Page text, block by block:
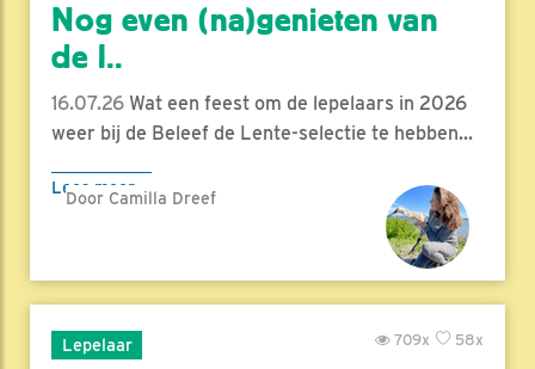
Nog even (na)genieten van
de l..
16.07.26 Wat een feest om de lepelaars in 2026
weer bij de Beleef de Lente-selectie te hebben...
Lees meer
Door Camilla Dreef
Lepelaar 58x
709x